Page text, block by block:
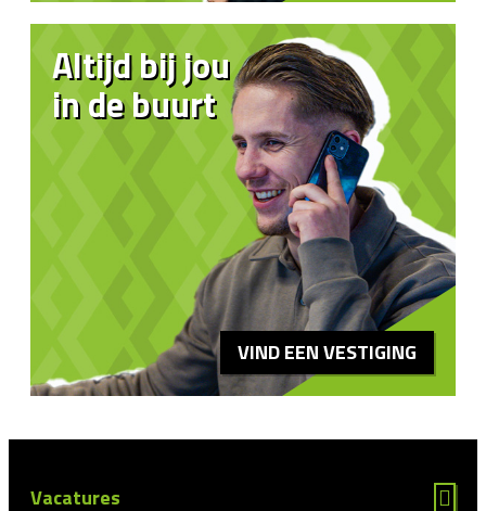
Altijd bij jou
in de buurt
VIND EEN VESTIGING
Vacatures